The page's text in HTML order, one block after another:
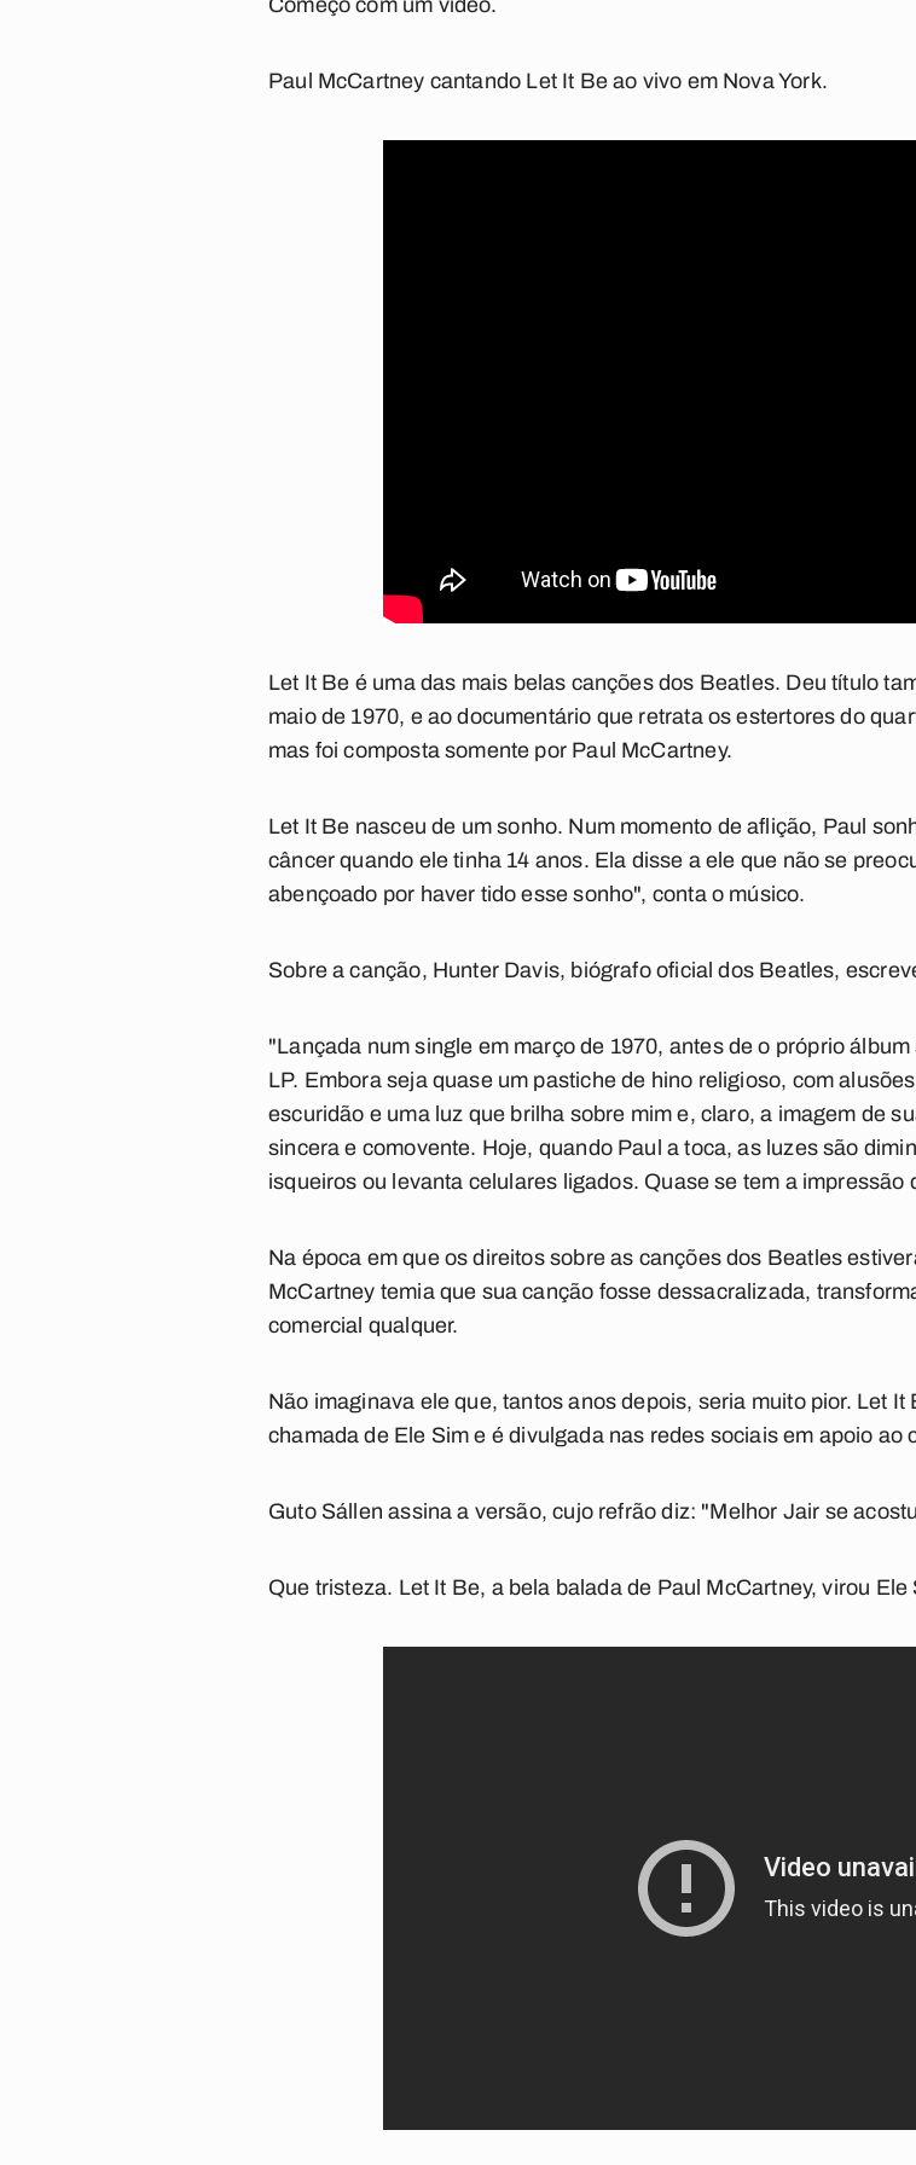
Começo com um vídeo.
Paul McCartney cantando Let It Be ao vivo em Nova York.
Let It Be é uma das mais belas canções dos Beatles. Deu título
maio de 1970, e ao documentário que retrata os estertores do
mas foi composta somente por Paul McCartney.
Let It Be nasceu de um sonho. Num momento de aflição, Paul
câncer quando ele tinha 14 anos. Ela disse a ele que não se
abençoado por haver tido esse sonho", conta o músico.
Sobre a canção, Hunter Davis, biógrafo oficial dos Beatles,
"Lançada num single em março de 1970, antes de o próprio
LP. Embora seja quase um pastiche de hino religioso, com
escuridão e uma luz que brilha sobre mim e, claro, a imagem de
sincera e comovente. Hoje, quando Paul a toca, as luzes são
isqueiros ou levanta celulares ligados. Quase se tem a
Na época em que os direitos sobre as canções dos Beatles
McCartney temia que sua canção fosse dessacralizada,
comercial qualquer.
Não imaginava ele que, tantos anos depois, seria muito pior. Let It
chamada de Ele Sim e é divulgada nas redes sociais em apoio ao
Guto Sállen assina a versão, cujo refrão diz: "Melhor Jair se
Que tristeza. Let It Be, a bela balada de Paul McCartney, virou Ele